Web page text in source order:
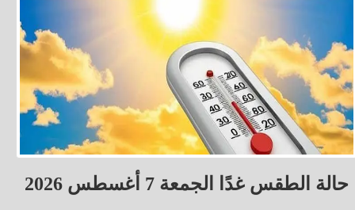
حالة الطقس غدًا الجمعة 7 أغسطس 2026